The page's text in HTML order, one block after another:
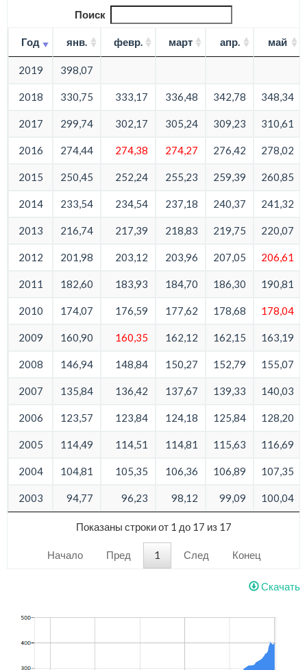
Поиск
Год янв. февр. март апр. май
2019 398,07
2018 330,75 333,17 336,48 342,78 348,34
2017 299,74 302,17 305,24 309,23 310,61
2016 274,44 274,38 274,27 276,42 278,02
2015 250,45 252,24 255,23 259,39 260,85
2014 233,54 234,54 237,18 240,37 241,32
2013 216,74 217,39 218,83 219,75 220,07
2012 201,98 203,12 203,96 207,05 206,61
2011 182,60 183,93 184,70 186,30 190,81
2010 174,07 176,59 177,62 178,68 178,04
2009 160,90 160,35 162,12 162,15 163,19
2008 146,94 148,84 150,27 152,79 155,07
2007 135,84 136,42 137,67 139,33 140,03
2006 123,57 123,84 124,18 125,84 128,20
2005 114,49 114,51 114,81 115,63 116,69
2004 104,81 105,35 106,36 106,89 107,35
2003 94,77 96,23 98,12 99,09 100,04
Показаны строки от 1 до 17 из 17
Начало Пред 1 След Конец
Скачать